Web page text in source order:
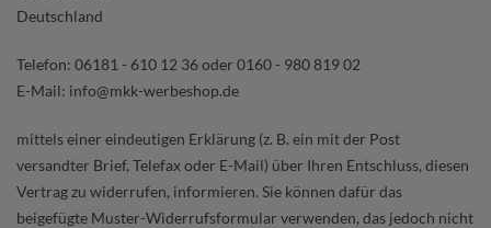
Deutschland
Telefon: 06181 - 610 12 36 oder 0160 - 980 819 02
E-Mail: info@mkk-werbeshop.de
mittels einer eindeutigen Erklärung (z. B. ein mit der Post
versandter Brief, Telefax oder E-Mail) über Ihren Entschluss, diesen
Vertrag zu widerrufen, informieren. Sie können dafür das
beigefügte Muster-Widerrufsformular verwenden, das jedoch nicht